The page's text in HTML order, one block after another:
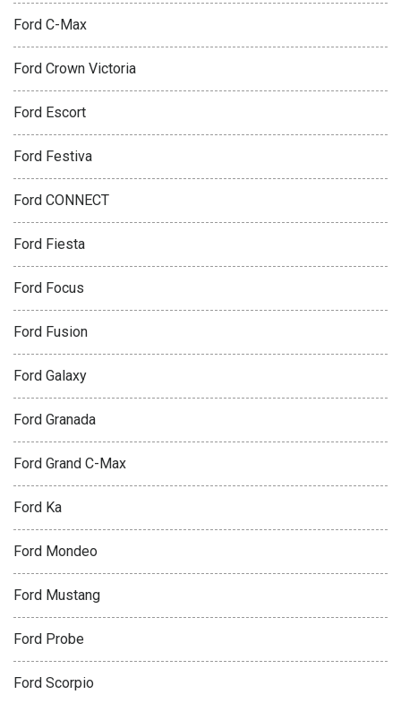
Ford C-Max
Ford Crown Victoria
Ford Escort
Ford Festiva
Ford CONNECT
Ford Fiesta
Ford Focus
Ford Fusion
Ford Galaxy
Ford Granada
Ford Grand C-Max
Ford Ka
Ford Mondeo
Ford Mustang
Ford Probe
Ford Scorpio